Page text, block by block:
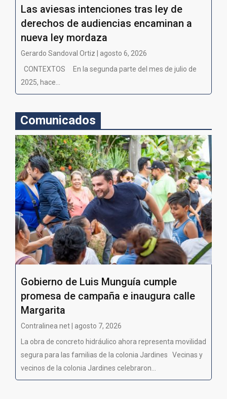
Las aviesas intenciones tras ley de
derechos de audiencias encaminan a
nueva ley mordaza
Gerardo Sandoval Ortiz | agosto 6, 2026
CONTEXTOS En la segunda parte del mes de julio de
2025, hace...
Comunicados
Gobierno de Luis Munguía cumple
promesa de campaña e inaugura calle
Margarita
Contralinea net | agosto 7, 2026
La obra de concreto hidráulico ahora representa movilidad
segura para las familias de la colonia Jardines Vecinas y
vecinos de la colonia Jardines celebraron...